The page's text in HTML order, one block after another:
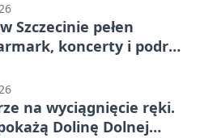
Szczecinie pełen
koncerty i podróż
na wyciągnięcie ręki.
Dolinę Dolnej